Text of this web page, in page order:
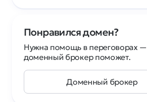
Понравился домен?
Нужна помощь в переговорах —
доменный брокер поможет.
Доменный брокер